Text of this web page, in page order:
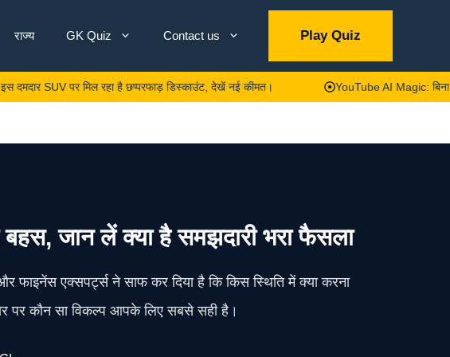
राज्य GK Quiz Contact us Play Quiz
पर मिल रहा है छप्परफाड़ डिस्काउंट, देखें नई कीमत। YouTube AI Magic: बिना चेहरा
बहस, जान लें क्या है समझदारी भरा फैसला
फाइनेंस एक्सपर्ट्स ने साफ कर दिया है कि किस स्थिति में क्या करना
पर कौन सा विकल्प आपके लिए सबसे सही है।